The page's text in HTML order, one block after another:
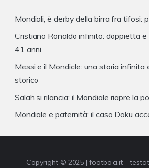
Mondiali, è derby della birra fra tifosi:
Cristiano Ronaldo infinito: doppietta e
41 anni
Messi e il Mondiale: una storia infinita
storico
Salah si rilancia: il Mondiale riapre la
Mondiale e paternità: il caso Doku
Copyright © 2025 | footbola.it -